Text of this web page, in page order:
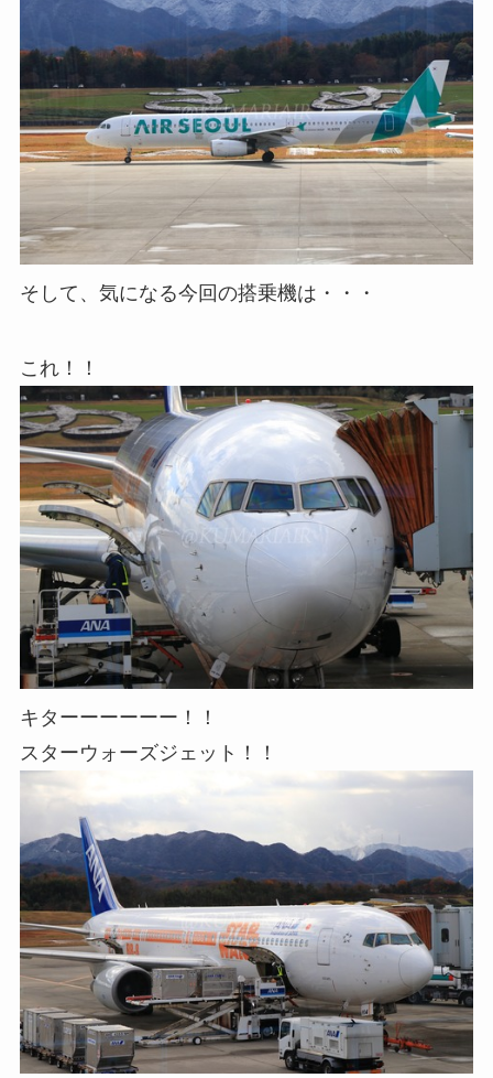
そして、気になる今回の搭乗機は・・・
これ！！
キターーーーーー！！
スターウォーズジェット！！